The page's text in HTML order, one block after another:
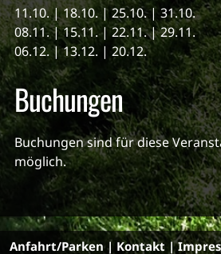
11.10. | 18.10. | 25.10. | 31.10.
08.11. | 15.11. | 22.11. | 29.11.
06.12. | 13.12. | 20.12.
Buchungen
Buchungen sind für diese
möglich.
Anfahrt/Parken| Kontakt |